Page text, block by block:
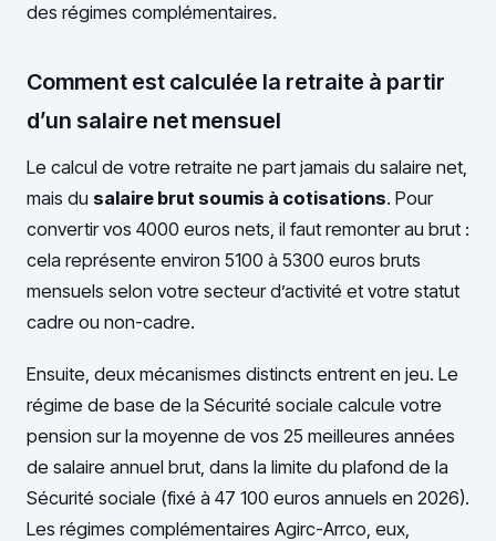
des régimes complémentaires.
Comment est calculée la retraite à partir
d’un salaire net mensuel
Le calcul de votre retraite ne part jamais du salaire net,
mais du salaire brut soumis à cotisations. Pour
convertir vos 4000 euros nets, il faut remonter au brut :
cela représente environ 5100 à 5300 euros bruts
mensuels selon votre secteur d’activité et votre statut
cadre ou non-cadre.
Ensuite, deux mécanismes distincts entrent en jeu. Le
régime de base de la Sécurité sociale calcule votre
pension sur la moyenne de vos 25 meilleures années
de salaire annuel brut, dans la limite du plafond de la
Sécurité sociale (fixé à 47 100 euros annuels en 2026).
Les régimes complémentaires Agirc-Arrco, eux,